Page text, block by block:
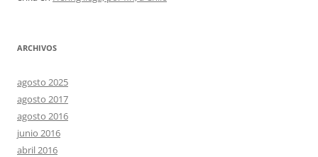
ARCHIVOS
agosto 2025
agosto 2017
agosto 2016
junio 2016
abril 2016